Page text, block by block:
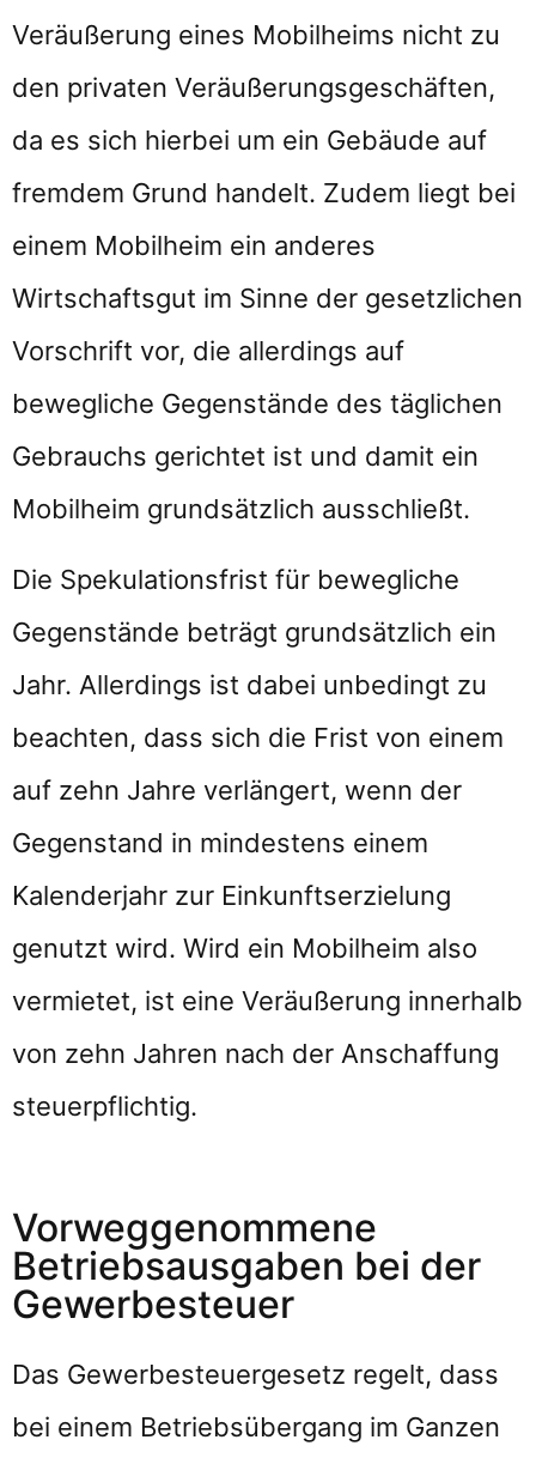
Veräußerung eines Mobilheims nicht zu
den privaten Veräußerungsgeschäften,
da es sich hierbei um ein Gebäude auf
fremdem Grund handelt. Zudem liegt bei
einem Mobilheim ein anderes
Wirtschaftsgut im Sinne der gesetzlichen
Vorschrift vor, die allerdings auf
bewegliche Gegenstände des täglichen
Gebrauchs gerichtet ist und damit ein
Mobilheim grundsätzlich ausschließt.
Die Spekulationsfrist für bewegliche
Gegenstände beträgt grundsätzlich ein
Jahr. Allerdings ist dabei unbedingt zu
beachten, dass sich die Frist von einem
auf zehn Jahre verlängert, wenn der
Gegenstand in mindestens einem
Kalenderjahr zur Einkunftserzielung
genutzt wird. Wird ein Mobilheim also
vermietet, ist eine Veräußerung innerhalb
von zehn Jahren nach der Anschaffung
steuerpflichtig.
Vorweggenommene
Betriebsausgaben bei der
Gewerbesteuer
Das Gewerbesteuergesetz regelt, dass
bei einem Betriebsübergang im Ganzen